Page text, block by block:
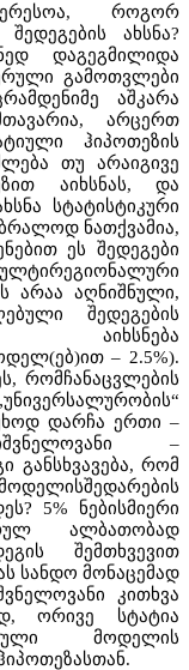
როგორ
ახსნა?
დაგეგმილიდა
გამოთვლები
აშკარა
არცერთ
ჰიპოთეზის
თუ არაიგივე
აიხსნას, და
სტატისტიკური
ნათქვამია,
ეს შედეგები
არაა აღნიშნული,
შედეგების
– 2.5%).
რომჩანაცვლების
დარჩა ერთი –
–
განსხვავება, რომ
5% ნებისმიერი
ალბათობად
შემთხვევით
სანდო მონაცემად
კითხვა
ორივე სტატია
მოდელის